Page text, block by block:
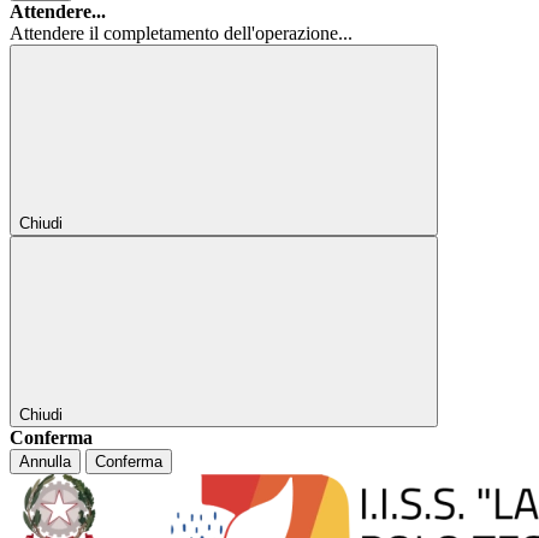
Attendere...
Attendere il completamento dell'operazione...
Chiudi
Chiudi
Conferma
Annulla Conferma